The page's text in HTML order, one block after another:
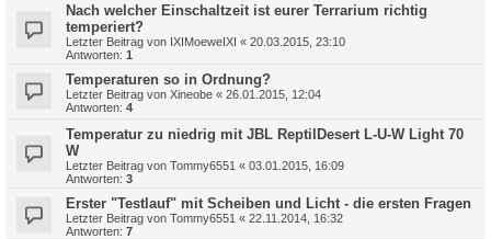
Nach welcher Einschaltzeit ist eurer Terrarium richtig
temperiert?
Letzter Beitrag von IXIMoeweIXI « 20.03.2015, 23:10
Antworten: 1
Temperaturen so in Ordnung?
Letzter Beitrag von Xineobe « 26.01.2015, 12:04
Antworten: 4
Temperatur zu niedrig mit JBL ReptilDesert L-U-W Light 70
W
Letzter Beitrag von Tommy6551 « 03.01.2015, 16:09
Antworten: 3
Erster "Testlauf" mit Scheiben und Licht - die ersten Fragen
Letzter Beitrag von Tommy6551 « 22.11.2014, 16:32
Antworten: 7